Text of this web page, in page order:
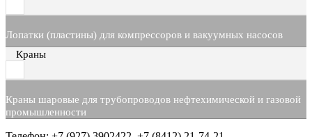
Лопатки (пластины) для компрессоров и вакуумных насосов
Краны
Краны шаровые для трубопроводов нефтехимической и газовой
промышленности